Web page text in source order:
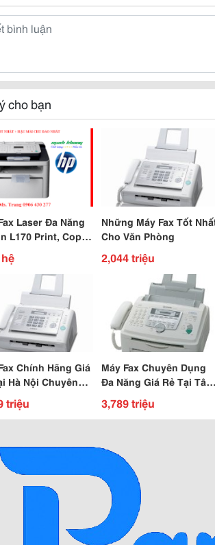
cho bạn
Laser Đa Năng
L170 Print, Copy,
Tốt Nhất + Hậu
Đáo
Những Máy Fax Tốt
Cho Văn Phòng
2,044 triệu
Chính Hãng Giá
Hà Nội Chuyên
Cho Văn Phòng
triệu
Máy Fax Chuyên Dụng
Đa Năng Giá Rẻ Tại Tân
Phát
3,789 triệu